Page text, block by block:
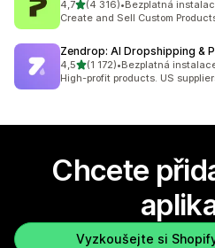
4,7z 5 hvězd
(4 316)
Celkový počet recenzí: 4316
•Bezplatná
Create and Sell Custom
Zendrop: AI Dropshipping &
4,5z 5 hvězd
(1 172)
Celkový počet recenzí: 1172
•Bezplatná
High-profit products. US
Chcete
Vyzkoušejte si